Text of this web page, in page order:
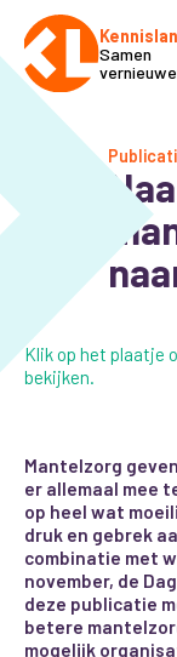
Samen
Klik op het plaatje
bekijken.
Mantelzorg
er allemaal mee
op heel wat
druk en gebrek
combinatie met
november, de
deze publicatie
betere
mogelijk